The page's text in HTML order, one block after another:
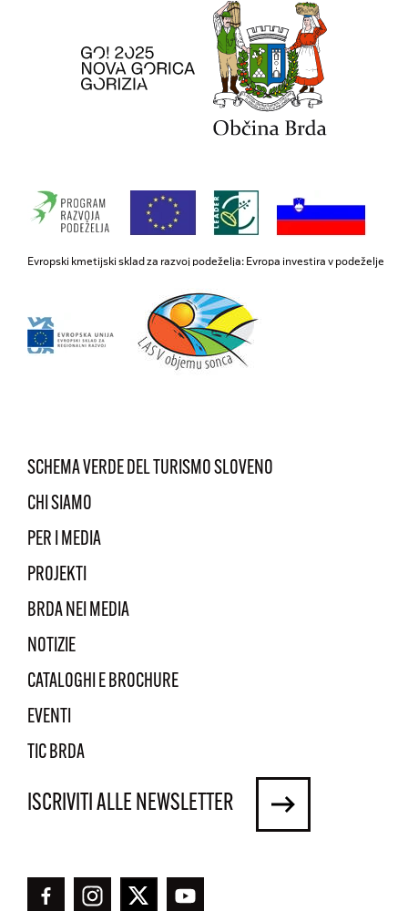
Evropski kmetijski sklad za razvoj podeželja: Evropa investira v podeželje
SCHEMA VERDE DEL TURISMO SLOVENO
CHI SIAMO
PER I MEDIA
PROJEKTI
BRDA NEI MEDIA
NOTIZIE
CATALOGHI E BROCHURE
EVENTI
TIC BRDA
ISCRIVITI ALLE NEWSLETTER